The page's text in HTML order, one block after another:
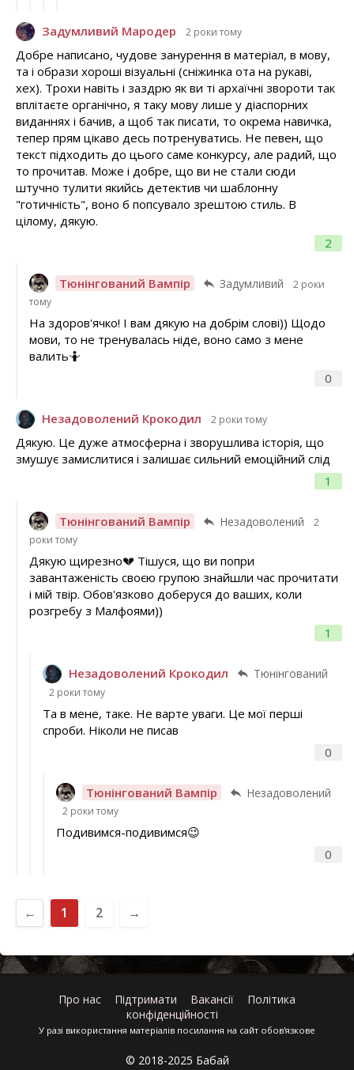
Задумливий Мародер 2 роки тому
2
Добре написано, чудове занурення в матеріал, в мову,
та і образи хороші візуальні (сніжинка ота на рукаві,
хех). Трохи навіть і заздрю як ви ті архаїчні звороти так
вплітаєте органічно, я таку мову лише у діаспорних
виданнях і бачив, а щоб так писати, то окрема навичка,
тепер прям цікаво десь потренуватись. Не певен, що
текст підходить до цього саме конкурсу, але радий, що
то прочитав. Може і добре, що ви не стали сюди
штучно тулити якийсь детектив чи шаблонну
"готичність", воно б попсувало зрештою стиль. В
цілому, дякую.
Тюнінгований Вампір Задумливий
2 роки
тому
0
На здоров'ячко! І вам дякую на добрім слові)) Щодо
мови, то не тренувалась ніде, воно само з мене
валить🤷
Незадоволений Крокодил 2 роки тому
1
Дякую. Це дуже атмосферна і зворушлива історія, що
змушує замислитися і залишає сильний емоційний слід
Тюнінгований Вампір Незадоволений
2
роки тому
1
Дякую щирезно💔 Тішуся, що ви попри
завантаженість своєю групою знайшли час прочитати
і мій твір. Обов'язково доберуся до ваших, коли
розгребу з Малфоями))
Незадоволений Крокодил Тюнінгований
2 роки тому
0
Та в мене, таке. Не варте уваги. Це мої перші
спроби. Ніколи не писав
Тюнінгований Вампір Незадоволений
2 роки тому
0
Подивимся-подивимся😉
← 1 2 →
Про нас Підтримати Вакансії
Політика
конфіденційності
У разі використання матеріалів посилання на сайт обов'язкове
© 2018-2025 Бабай